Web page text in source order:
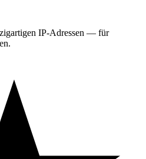
IP-Adressen — für